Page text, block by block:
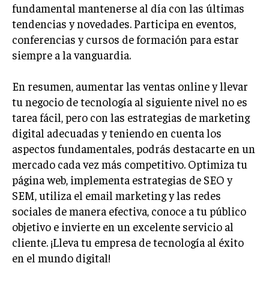
fundamental mantenerse al día con las últimas
tendencias y novedades. Participa en eventos,
conferencias y cursos de formación para estar
siempre a la vanguardia.
En resumen, aumentar las ventas online y llevar
tu negocio de tecnología al siguiente nivel no es
tarea fácil, pero con las estrategias de marketing
digital adecuadas y teniendo en cuenta los
aspectos fundamentales, podrás destacarte en un
mercado cada vez más competitivo. Optimiza tu
página web, implementa estrategias de SEO y
SEM, utiliza el email marketing y las redes
sociales de manera efectiva, conoce a tu público
objetivo e invierte en un excelente servicio al
cliente. ¡Lleva tu empresa de tecnología al éxito
en el mundo digital!